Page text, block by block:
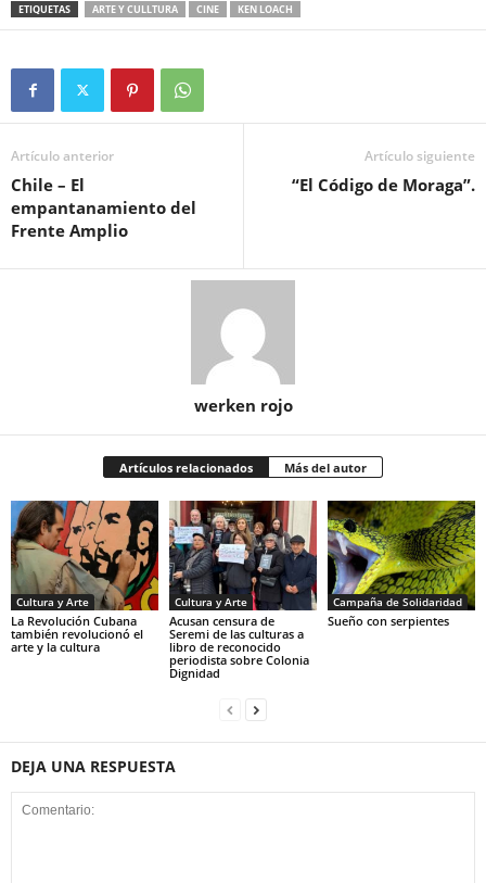
ETIQUETAS ARTE Y CULLTURA CINE KEN LOACH
Artículo anterior
Chile – El
empantanamiento del
Frente Amplio
Artículo siguiente
“El Código de Moraga”.
werken rojo
Artículos relacionados Más del autor
Cultura y Arte
La Revolución Cubana
también revolucionó el
arte y la cultura
Cultura y Arte
Acusan censura de
Seremi de las culturas a
libro de reconocido
periodista sobre Colonia
Dignidad
Campaña de Solidaridad
Sueño con serpientes
DEJA UNA RESPUESTA